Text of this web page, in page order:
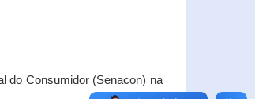
do Consumidor (Senacon) na